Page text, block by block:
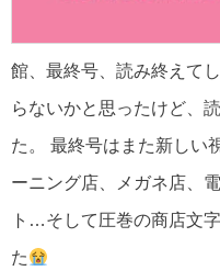
館、最終号、読み終えて
らないかと思ったけど、
た。 最終号はまた新しい
ーニング店、メガネ店、
ト…そして圧巻の商店文
た